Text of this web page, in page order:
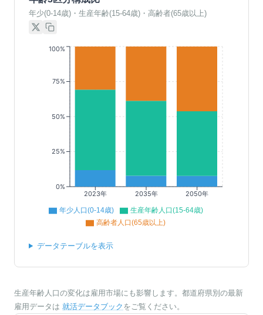
年少(0-14歳)・生産年齢(15-64歳)・高齢者(65歳以上)
2023年 2035年 2050年
0%
25%
50%
75%
100%
年少人口(0-14歳)
生産年齢人口(15-64歳)
高齢者人口(65歳以上)
データテーブルを表示
生産年齢人口の変化は雇用市場にも影響します。都道府県別の最新
雇用データは 就活データブック をご覧ください。